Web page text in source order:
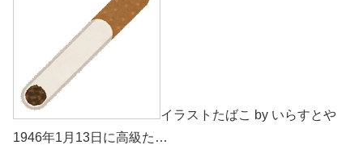
イラストたばこ by いらすとや
1946年1月13日に高級た…